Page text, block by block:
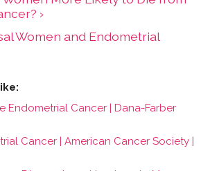
›
Women and Endometrial
Endometrial Cancer | Dana-Farber
Cancer | American Cancer Society |